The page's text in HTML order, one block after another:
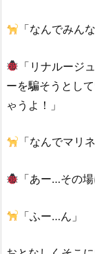
「なんでみん
「リナルージ
ーを騙そうとし
ゃうよ！」
「なんでマリ
「あー…その
「ふー…ん」